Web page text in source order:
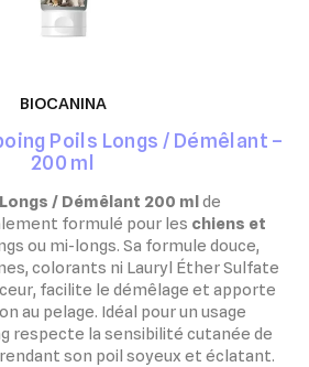
BIOCANINA
Poils Longs / Démêlant –
200 ml
/ Démêlant 200 mlde
formulé pour les chiens et
ou mi-longs. Sa formule douce,
colorants ni Lauryl Éther Sulfate
facilite le démêlage et apporte
au pelage. Idéal pour un usage
respecte la sensibilité cutanée de
son poil soyeux et éclatant.